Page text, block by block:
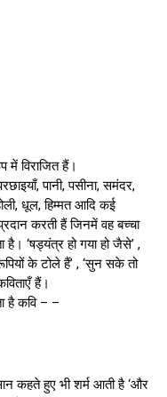
में विराजित हैं।
पानी, पसीना, समंदर,
धूल, हिम्मत आदि कई
करती हैं जिनमें वह बच्चा
‘षड्यंत्र हो गया हो जैसे’ ,
के टोले हैं’ , ‘सुन सके तो
हैं।
है कवि – –
कहते हुए भी शर्म आती है ‘और